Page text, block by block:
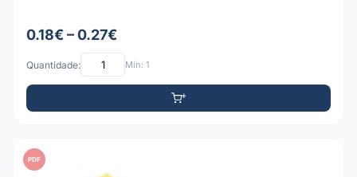
0.18€ – 0.27€
Quantidade: Mín: 1
PDF